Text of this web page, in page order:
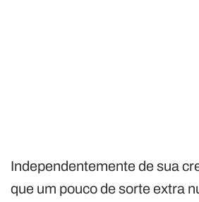
Independentemente de sua
que um pouco de sorte extra